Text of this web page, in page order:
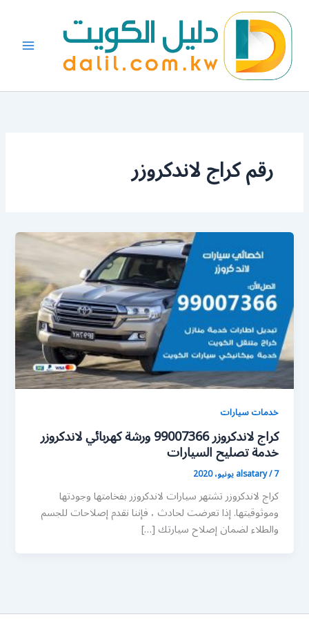
المحتوى
رقم كراج لاندكروزر
خدمات سيارات
كراج لاندكروزر 99007366 ورشة كهربائي لاندكروزر
خدمة تصليح السيارات
alsatary/7 يونيو، 2020
كراج لاندكروزر تشتهر سيارات لاندكروزر بفخامتها وجودتها
وموثوقيتها. إذا تعرضت لحادث ، فإننا نقدم إصلاحات للجسم
والطلاء لضمان إصلاح سيارتك […]